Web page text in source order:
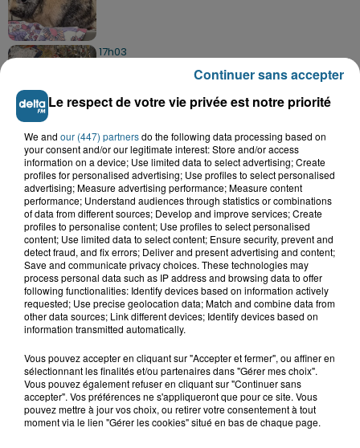
17h03
Dunkerque : dix jeunes vont parcourir
9 000 km pour rencontrer...
16h19
Blendecques : le jeune garçon de 12
ans qui s'était noyé est...
A GAGNER
Le respect de votre vie privée est notre priorité
We and our (447) partnersdo the following data processing based on
your consent and/or our legitimate interest: Store and/or access
information on a device; Use limited data to select advertising; Create
profiles for personalised advertising; Use profiles to select personalised
advertising; Measure advertising performance; Measure content
performance; Understand audiences through statistics or combinations
of data from different sources; Develop and improve services; Create
profiles to personalise content; Use profiles to select personalised
content; Use limited data to select content; Ensure security, prevent and
detect fraud, and fix errors; Deliver and present advertising and content;
Save and communicate privacy choices. These technologies may
process personal data such as IP address and browsing data to offer
following functionalities: Identify devices based on information actively
requested; Use precise geolocation data; Match and combine data from
other data sources; Link different devices; Identify devices based on
information transmitted automatically.
Vous pouvez accepter en cliquant sur "Accepter et fermer", ou affiner en
sélectionnant les finalités et/ou partenaires dans "Gérer mes choix".
Vous pouvez également refuser en cliquant sur "Continuer sans
accepter". Vos préférences ne s'appliqueront que pour ce site. Vous
pouvez mettre à jour vos choix, ou retirer votre consentement à tout
moment via le lien "Gérer les cookies" situé en bas de chaque page.
Continuer sans accepter